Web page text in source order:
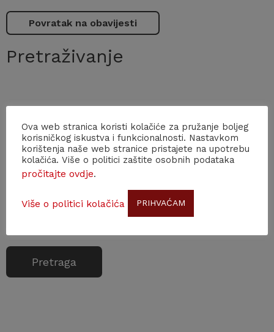
Povratak na obavijesti
Pretraživanje
Do
Ova web stranica koristi kolačiće za pružanje boljeg
korisničkog iskustva i funkcionalnosti. Nastavkom
korištenja naše web stranice pristajete na upotrebu
kolačića. Više o politici zaštite osobnih podataka
pročitajte ovdje.
Više o politici kolačića PRIHVAĆAM